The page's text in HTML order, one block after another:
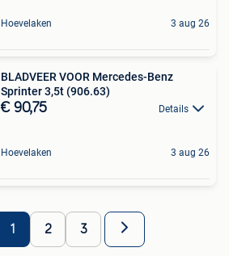
Hoevelaken 3 aug 26
BLADVEER VOOR Mercedes-Benz
Sprinter 3,5t (906.63)
€ 90,75 Details
Hoevelaken 3 aug 26
1 2 3